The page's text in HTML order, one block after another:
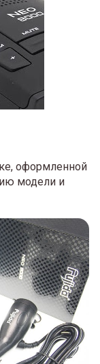
оформленной
модели и